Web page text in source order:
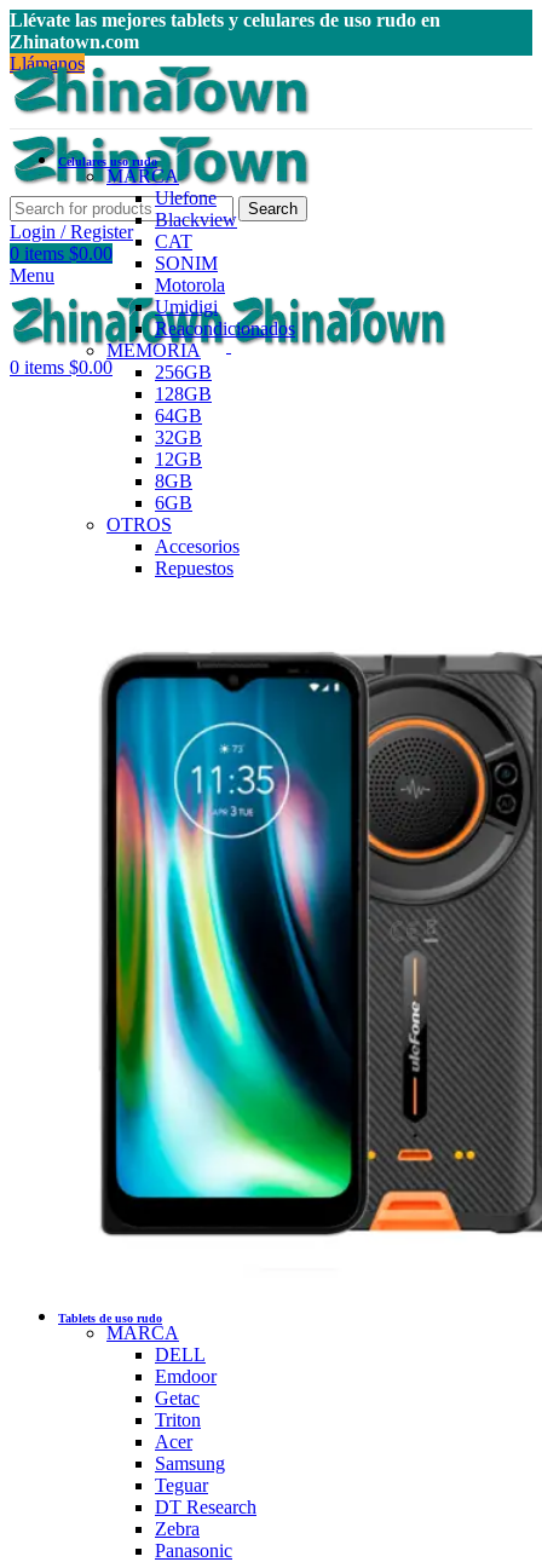
Llévate las mejores tablets y celulares de uso rudo en
Zhinatown.com
Llámanos
Search
Login / Register
0 items $0.00
Menu
0 items $0.00
Celulares uso rudo
MARCA
Ulefone
Blackview
CAT
SONIM
Motorola
Umidigi
Reacondicionados
MEMORIA
256GB
128GB
64GB
32GB
12GB
8GB
6GB
OTROS
Accesorios
Repuestos
Tablets de uso rudo
MARCA
DELL
Emdoor
Getac
Triton
Acer
Samsung
Teguar
DT Research
Zebra
Panasonic